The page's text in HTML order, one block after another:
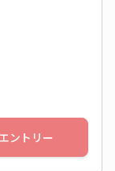
エントリー